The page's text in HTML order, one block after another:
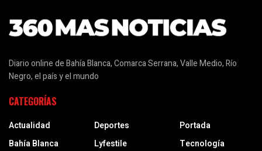
Diario online de Bahía Blanca, Comarca Serrana, Valle Medio, Río
Negro, el país y el mundo
CATEGORÍAS
Actualidad
Bahía Blanca
Deportes
Lyfestile
Portada
Tecnología